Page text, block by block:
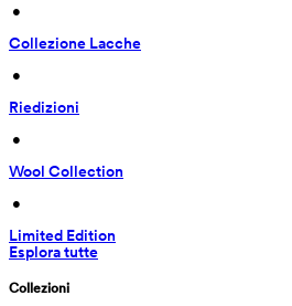
•
Collezione Lacche
•
Riedizioni
•
Wool Collection
•
Limited Edition
Esplora tutte
Collezioni